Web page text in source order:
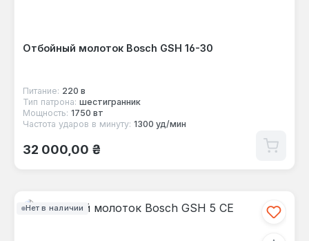
Отбойный молоток Bosch GSH 16-30
Питание: 220 в
Тип патрона: шестигранник
Мощность: 1750 вт
Частота ударов в минуту: 1300 уд/мин
Обычная цена:
32 000,00 ₴
Нет в наличии